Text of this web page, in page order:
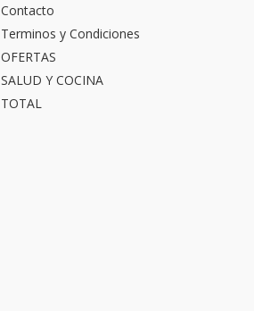
Contacto
Terminos y Condiciones
OFERTAS
SALUD Y COCINA
TOTAL